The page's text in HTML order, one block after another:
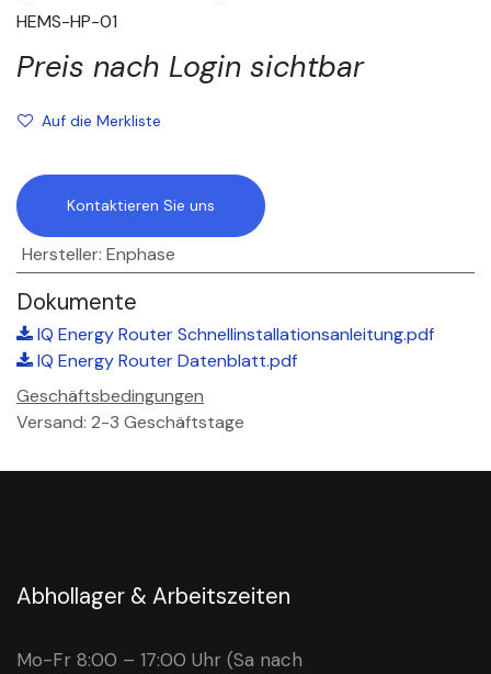
HEMS-HP-01
Preis nach Login sichtbar
Auf die Merkliste
Kontaktieren Sie uns
Hersteller: Enphase
Dokumente
IQ Energy Router Schnellinstallationsanleitung.pdf
IQ Energy Router Datenblatt.pdf
Geschäftsbedingungen
Versand: 2-3 Geschäftstage
Abhollager & Arbeitszeiten
Mo-Fr 8:00 – 17:00 Uhr (Sa nach